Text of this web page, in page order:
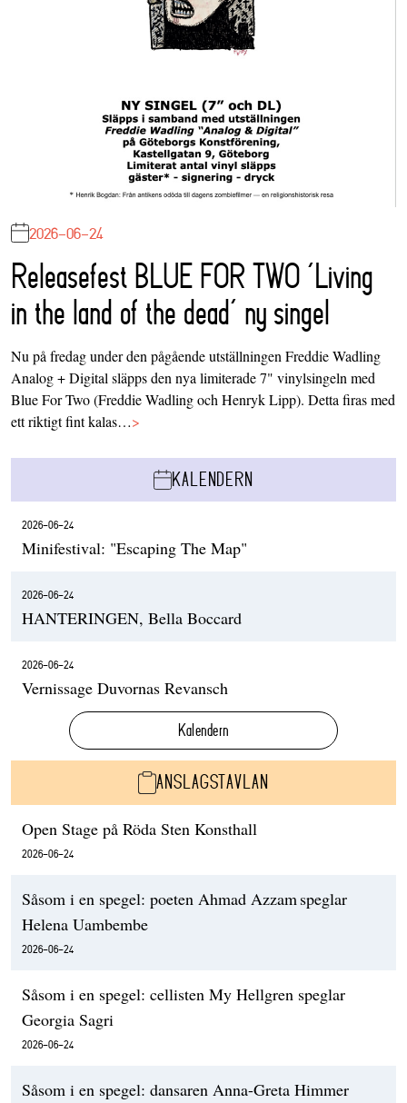
2026-06-24
Releasefest BLUE FOR TWO ‘Living
in the land of the dead’ ny singel
Nu på fredag under den pågående utställningen Freddie Wadling
Analog + Digital släpps den nya limiterade 7" vinylsingeln med
Blue For Two (Freddie Wadling och Henryk Lipp). Detta firas med
ett riktigt fint kalas…>
KALENDERN
2026-06-24
Minifestival: "Escaping The Map"
2026-06-24
HANTERINGEN, Bella Boccard
2026-06-24
Vernissage Duvornas Revansch
Kalendern
ANSLAGSTAVLAN
Open Stage på Röda Sten Konsthall
2026-06-24
Såsom i en spegel: poeten Ahmad Azzam speglar
Helena Uambembe
2026-06-24
Såsom i en spegel: cellisten My Hellgren speglar
Georgia Sagri
2026-06-24
Såsom i en spegel: dansaren Anna-Greta Himmer